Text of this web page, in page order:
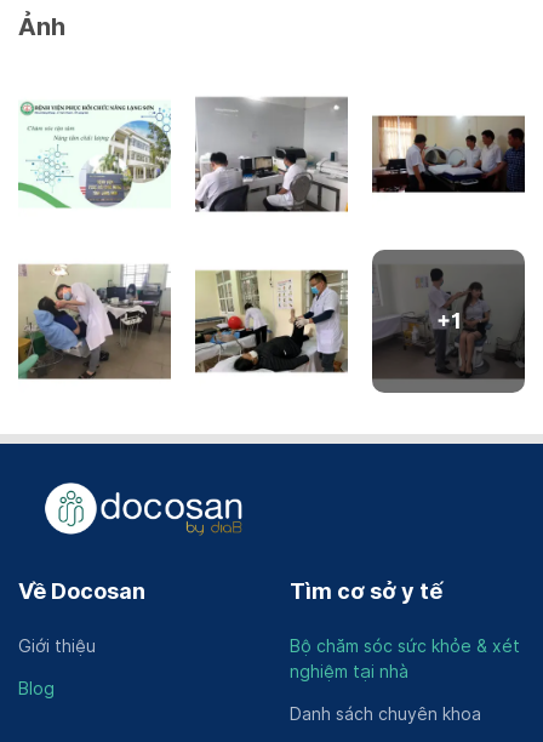
Ảnh
+1
Về Docosan
Giới thiệu
Blog
Tìm cơ sở y tế
Bộ chăm sóc sức khỏe & xét
nghiệm tại nhà
Danh sách chuyên khoa